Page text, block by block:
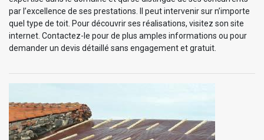
par l’excellence de ses prestations. Il peut intervenir sur n’importe
quel type de toit. Pour découvrir ses réalisations, visitez son site
internet. Contactez-le pour de plus amples informations ou pour
demander un devis détaillé sans engagement et gratuit.